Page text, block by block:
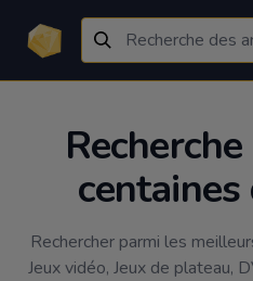
Rechercher parmi les
Jeux vidéo, Jeux de plateau,